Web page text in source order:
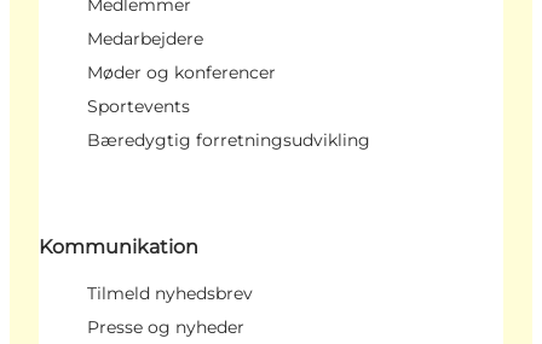
Medarbejdere
Møder og konferencer
Sportevents
Bæredygtig forretningsudvikling
Kommunikation
Tilmeld nyhedsbrev
Presse og nyheder